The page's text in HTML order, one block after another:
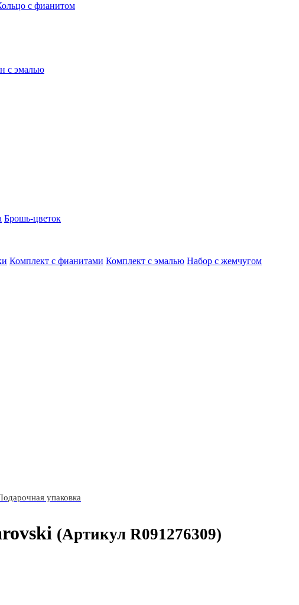
с фианитом
с эмалью
Брошь-цветок
Комплект с фианитами Комплект с эмалью Набор с жемчугом
упаковка
(Артикул R091276309)